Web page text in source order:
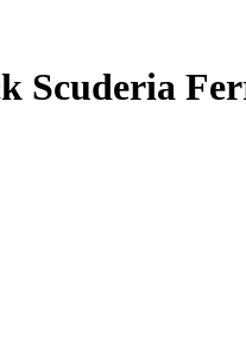
Scuderia